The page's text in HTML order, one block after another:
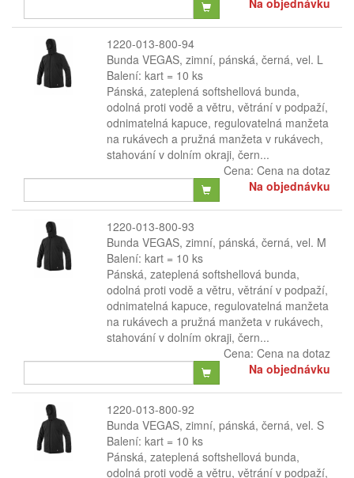
Na objednávku
1220-013-800-94
Bunda VEGAS, zimní, pánská, černá, vel. L
Balení: kart = 10 ks
Pánská, zateplená softshellová bunda,
odolná proti vodě a větru, větrání v podpaží,
odnimatelná kapuce, regulovatelná manžeta
na rukávech a pružná manžeta v rukávech,
stahování v dolním okraji, čern...
Cena: Cena na dotaz
Na objednávku
1220-013-800-93
Bunda VEGAS, zimní, pánská, černá, vel. M
Balení: kart = 10 ks
Pánská, zateplená softshellová bunda,
odolná proti vodě a větru, větrání v podpaží,
odnimatelná kapuce, regulovatelná manžeta
na rukávech a pružná manžeta v rukávech,
stahování v dolním okraji, čern...
Cena: Cena na dotaz
Na objednávku
1220-013-800-92
Bunda VEGAS, zimní, pánská, černá, vel. S
Balení: kart = 10 ks
Pánská, zateplená softshellová bunda,
odolná proti vodě a větru, větrání v podpaží,